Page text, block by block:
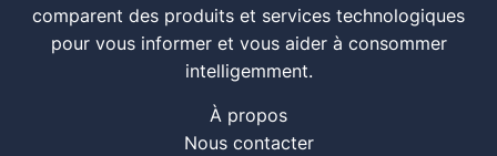
comparent des produits et services technologiques
pour vous informer et vous aider à consommer
intelligemment.
À propos
Nous contacter